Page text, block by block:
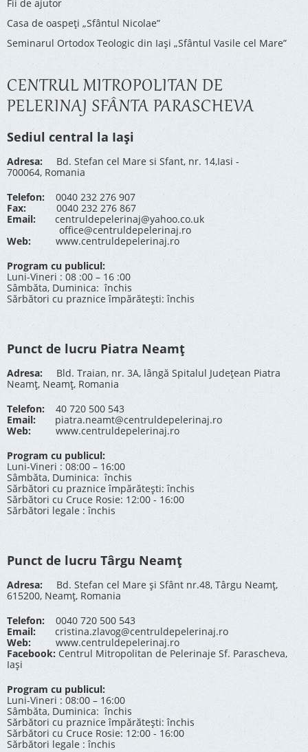
Fii de ajutor
Casa de oaspeți „Sfântul Nicolae”
Seminarul Ortodox Teologic din Iași „Sfântul Vasile cel Mare”
CENTRUL MITROPOLITAN DE
PELERINAJ SFÂNTA PARASCHEVA
Sediul central la Iași
Adresa: Bd. Stefan cel Mare si Sfant, nr. 14,Iasi -
700064, Romania
Telefon: 0040 232 276 907
Fax: 0040 232 276 867
Email:
centruldepelerinaj@yahoo.co.uk
office@centruldepelerinaj.ro
Web:
www.centruldepelerinaj.ro
Program cu publicul:
Luni-Vineri : 08 :00 – 16 :00
Sâmbăta, Duminica: închis
Sărbători cu praznice împărătești: închis
Punct de lucru Piatra Neamț
Adresa: Bld. Traian, nr. 3A, lângă Spitalul Județean Piatra
Neamț, Neamț, Romania
Telefon:40 720 500 543
Email:
piatra.neamt@centruldepelerinaj.ro
Web:
www.centruldepelerinaj.ro
Program cu publicul:
Luni-Vineri : 08:00 – 16:00
Sâmbăta, Duminica: închis
Sărbători cu praznice împărătești: închis
Sărbători cu Cruce Rosie: 12:00 - 16:00
Sărbători legale : închis
Punct de lucru Târgu Neamț
Adresa: Bd. Stefan cel Mare și Sfânt nr.48, Târgu Neamț,
615200, Neamț, Romania
Telefon: 0040 720 500 543
Email:
cristina.zlavog@centruldepelerinaj.ro
Web:
www.centruldepelerinaj.ro
Facebook: Centrul Mitropolitan de Pelerinaje Sf. Parascheva,
Iași
Program cu publicul:
Luni-Vineri : 08:00 – 16:00
Sâmbăta, Duminica: închis
Sărbători cu praznice împărătești: închis
Sărbători cu Cruce Rosie: 12:00 - 16:00
Sărbători legale : închis